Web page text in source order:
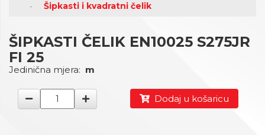
Šipkasti i kvadratni čelik
ŠIPKASTI ČELIK EN10025 S275JR
FI 25
Jedinična mjera: m
Dodaj u košaricu